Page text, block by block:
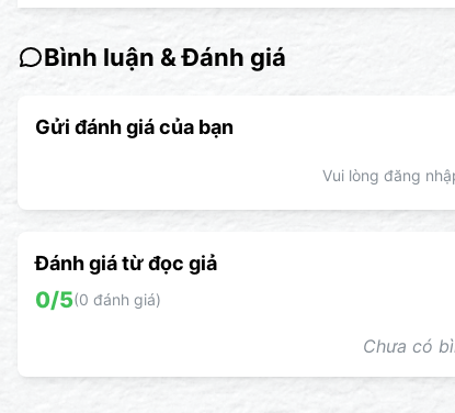
Bình luận & Đánh giá
Gửi đánh giá của bạn
Vui lòng đăng
Đánh giá từ đọc giả
0/5(0 đánh giá)
Chưa có